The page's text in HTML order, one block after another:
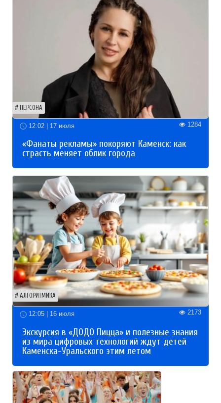
ПЕРСОНА
12:02 | 17 июля 1284
«Фанаты рекламы» покоряют Каменск: как
страсть меняет облик города
АЛГОРИТМИКА
12:05 | 16 июля 2173
Экскурсия в «ДОДО Пицца» и полезные знания
из мира цифровых технологий ждут детей
Каменска-Уральского этим летом